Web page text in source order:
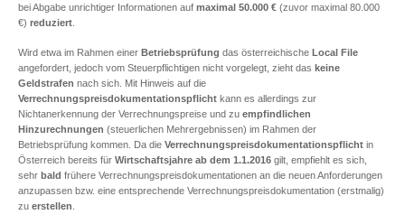
bei Abgabe unrichtiger Informationen auf maximal 50.000 € (zuvor maximal 80.000
€) reduziert
Wird etwa im Rahmen einer Betriebsprüfung das österreichische Local File
angefordert, jedoch vom Steuerpflichtigen nicht vorgelegt, zieht das keine
Geldstrafen nach sich. Mit Hinweis auf die
Verrechnungspreisdokumentationspflicht kann es allerdings zur
Nichtanerkennung der Verrechnungspreise und zu empfindlichen
Hinzurechnungen (steuerlichen Mehrergebnissen) im Rahmen der
Betriebsprüfung kommen. Da die Verrechnungspreisdokumentationspflicht in
Österreich bereits für Wirtschaftsjahre ab dem 1.1.2016 gilt, empfiehlt es sich,
sehr bald frühere Verrechnungspreisdokumentationen an die neuen Anforderungen
anzupassen bzw. eine entsprechende Verrechnungspreisdokumentation (erstmalig)
zu erstellen